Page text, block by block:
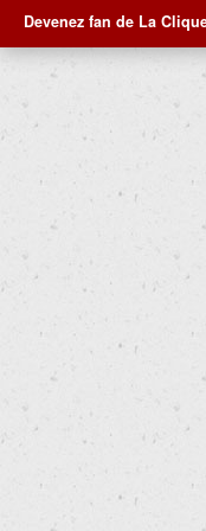
Devenez fan de La